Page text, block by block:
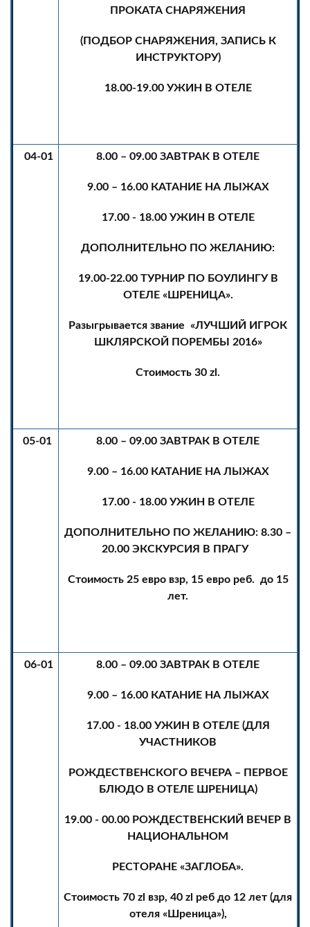
ПРОКАТА СНАРЯЖЕНИЯ
(ПОДБОР СНАРЯЖЕНИЯ, ЗАПИСЬ К
ИНСТРУКТОРУ)
18.00-19.00 УЖИН В ОТЕЛЕ
04-01 8.00 – 09.00 ЗАВТРАК В ОТЕЛЕ
9.00 – 16.00 КАТАНИЕ НА ЛЫЖАХ
17.00 - 18.00 УЖИН В ОТЕЛЕ
ДОПОЛНИТЕЛЬНО ПО ЖЕЛАНИЮ:
19.00-22.00 ТУРНИР ПО БОУЛИНГУ В
ОТЕЛЕ «ШРЕНИЦА».
Разыгрывается звание «ЛУЧШИЙ ИГРОК
ШКЛЯРСКОЙ ПОРЕМБЫ 2016»
Стоимость 30 zl.
05-01 8.00 – 09.00 ЗАВТРАК В ОТЕЛЕ
9.00 – 16.00 КАТАНИЕ НА ЛЫЖАХ
17.00 - 18.00 УЖИН В ОТЕЛЕ
ДОПОЛНИТЕЛЬНО ПО ЖЕЛАНИЮ: 8.30 –
20.00 ЭКСКУРСИЯ В ПРАГУ
Стоимость 25 евро взр, 15 евро реб. до 15
лет.
06-01 8.00 – 09.00 ЗАВТРАК В ОТЕЛЕ
9.00 – 16.00 КАТАНИЕ НА ЛЫЖАХ
17.00 - 18.00 УЖИН В ОТЕЛЕ (ДЛЯ
УЧАСТНИКОВ
РОЖДЕСТВЕНСКОГО ВЕЧЕРА – ПЕРВОЕ
БЛЮДО В ОТЕЛЕ ШРЕНИЦА)
19.00 - 00.00 РОЖДЕСТВЕНСКИЙ ВЕЧЕР В
НАЦИОНАЛЬНОМ
РЕСТОРАНЕ «ЗАГЛОБА».
Стоимость 70 zl взр, 40 zl реб до 12 лет (для
отеля «Шреница»),